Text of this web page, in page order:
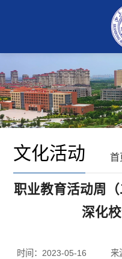
首
文化活动
职业教育活动周
深化
时间：2023-05-16 来